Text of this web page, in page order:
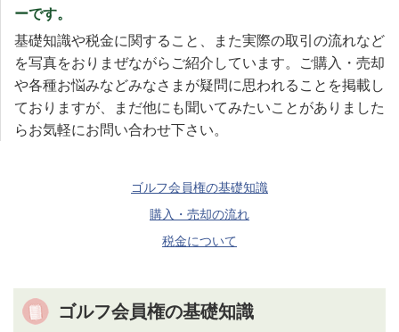
ーです。
基礎知識や税金に関すること、また実際の取引の流れなど
を写真をおりまぜながらご紹介しています。ご購入・売却
や各種お悩みなどみなさまが疑問に思われることを掲載し
ておりますが、まだ他にも聞いてみたいことがありました
らお気軽にお問い合わせ下さい。
ゴルフ会員権の基礎知識
購入・売却の流れ
税金について
ゴルフ会員権の基礎知識